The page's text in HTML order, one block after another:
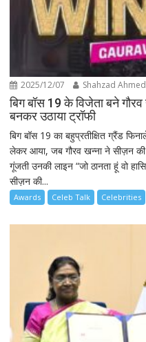
2025/12/07 Shahzad Ahmed
बिग बॉस 19 के विजेता बने
बनकर उठाया ट्रॉफी
बिग बॉस 19 का बहुप्रतीक्षित ग्रैंड
लेकर आया, जब गौरव खन्ना ने सीज़न
गूंजती उनकी लाइन “जो ठानता हूं वो
सीज़न की...
Awards Celeb Talk Celebrities